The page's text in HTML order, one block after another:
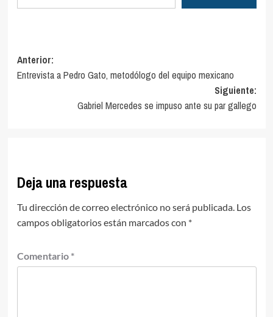
Navegación
de
entradas
Anterior:
Entrevista a Pedro Gato, metodólogo del equipo mexicano
Siguiente:
Gabriel Mercedes se impuso ante su par gallego
Deja una respuesta
Tu dirección de correo electrónico no será publicada. Los
campos obligatorios están marcados con *
Comentario *